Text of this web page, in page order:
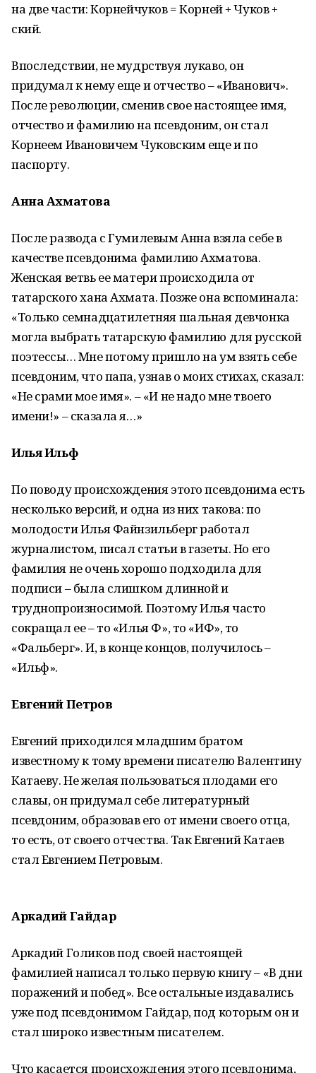
на две части: Корнейчуков = Корней + Чуков +
ский.
Впоследствии, не мудрствуя лукаво, он
придумал к нему еще и отчество – «Иванович».
После революции, сменив свое настоящее имя,
отчество и фамилию на псевдоним, он стал
Корнеем Ивановичем Чуковским еще и по
паспорту.
Анна Ахматова
После развода с Гумилевым Анна взяла себе в
качестве псевдонима фамилию Ахматова.
Женская ветвь ее матери происходила от
татарского хана Ахмата. Позже она вспоминала:
«Только семнадцатилетняя шальная девчонка
могла выбрать татарскую фамилию для русской
поэтессы… Мне потому пришло на ум взять себе
псевдоним, что папа, узнав о моих стихах, сказал:
«Не срами мое имя». – «И не надо мне твоего
имени!» – сказала я…»
Илья Ильф
По поводу происхождения этого псевдонима есть
несколько версий, и одна из них такова: по
молодости Илья Файнзильберг работал
журналистом, писал статьи в газеты. Но его
фамилия не очень хорошо подходила для
подписи – была слишком длинной и
труднопроизносимой. Поэтому Илья часто
сокращал ее – то «Илья Ф», то «ИФ», то
«Фальберг». И, в конце концов, получилось –
«Ильф».
Евгений Петров
Евгений приходился младшим братом
известному к тому времени писателю Валентину
Катаеву. Не желая пользоваться плодами его
славы, он придумал себе литературный
псевдоним, образовав его от имени своего отца,
то есть, от своего отчества. Так Евгений Катаев
стал Евгением Петровым.
Аркадий Гайдар
Аркадий Голиков под своей настоящей
фамилией написал только первую книгу – «В дни
поражений и побед». Все остальные издавались
уже под псевдонимом Гайдар, под которым он и
стал широко известным писателем.
Что касается происхождения этого псевдонима,